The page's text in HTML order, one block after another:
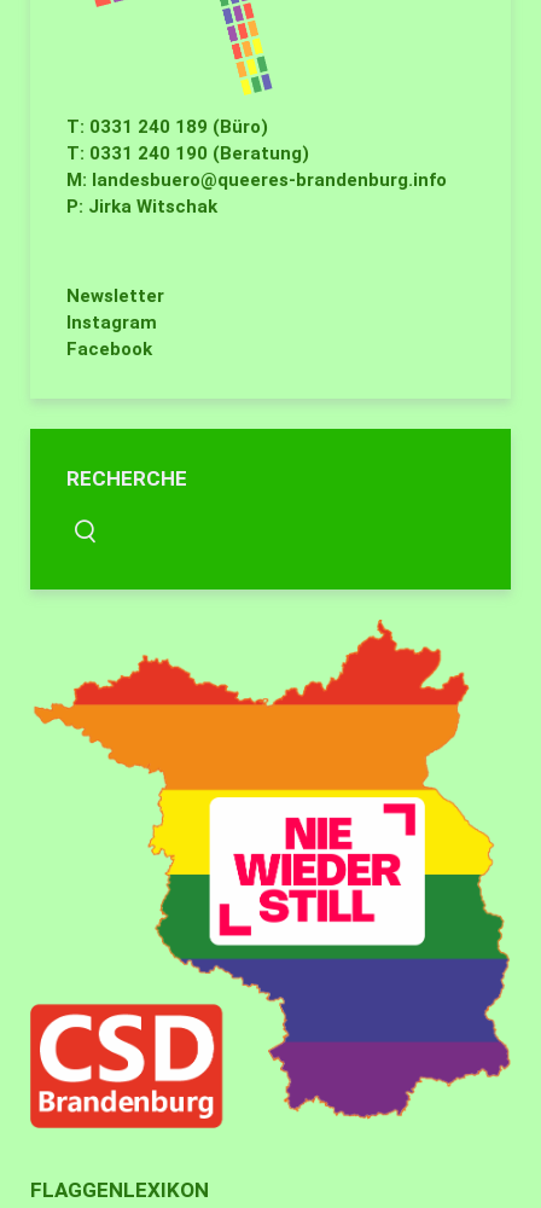
T: 0331 240 189 (Büro)
T: 0331 240 190 (Beratung)
M: landesbuero@queeres-brandenburg.info
P: Jirka Witschak
Newsletter
Instagram
Facebook
RECHERCHE
FLAGGENLEXIKON